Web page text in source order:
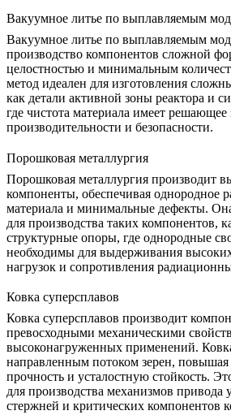
Вакуумное литье по выплавляемым
Вакуумное литье по выплавляемым
производство компонентов сложной
целостностью и минимальным
метод идеален для изготовления
как детали активной зоны реактора и
где чистота материала имеет решающее
производительности и безопасности.
Порошковая металлургия
Порошковая металлургия производит
компоненты, обеспечивая однородное
материала и минимальные дефекты.
для производства таких компонентов,
структурные опоры, где однородные
необходимы для выдерживания
нагрузок и сопротивления
Ковка суперсплавов
Ковка суперсплавов производит
превосходными механическими
высоконагруженных применений. Ковка
направленным потоком зерен,
прочность и усталостную стойкость.
для производства механизмов
стержней и критических компонентов